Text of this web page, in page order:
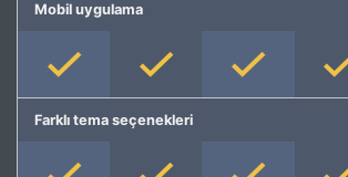
Mobil uygulama
Farklı tema seçenekleri